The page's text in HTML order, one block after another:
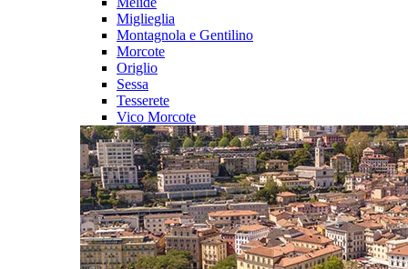
Miglieglia
Montagnola e Gentilino
Morcote
Origlio
Sessa
Tesserete
Vico Morcote